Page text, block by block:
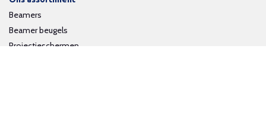
Beamers
Beamer beugels
Projectieschermen